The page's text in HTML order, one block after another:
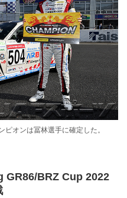
オンは冨林選手に確定した。
GR86/BRZ Cup 2022